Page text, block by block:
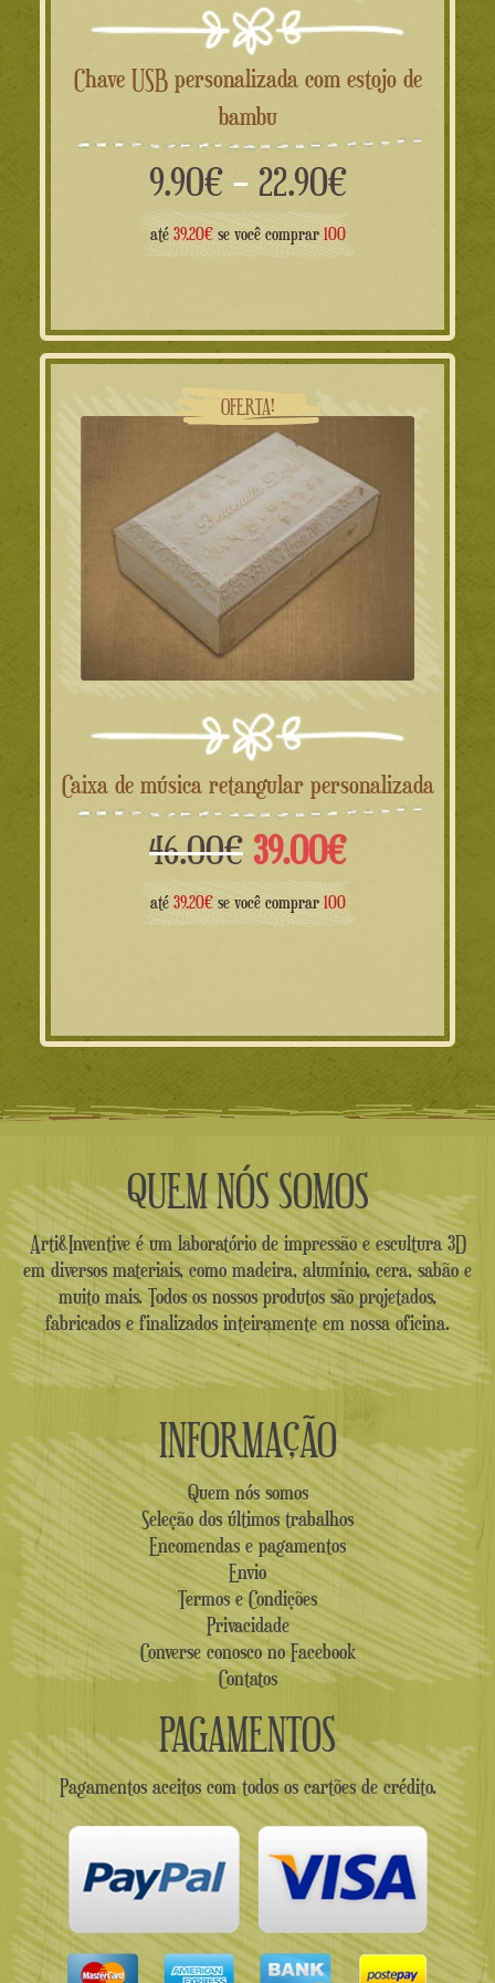
Chave USB personalizada com estojo de
bambu
9.90€ – 22.90€Faixa
de
9.90€
a
22.90€
até 39.20€se você comprar 100
OFERTA!
Caixa de música retangular personalizada
46.00€ O
preço
39.00€O
preço
até 39.20€se você comprar 100
QUEM NÓS SOMOS
Arti&Inventive é um laboratório de impressão e escultura 3D
em diversos materiais, como madeira, alumínio, cera, sabão e
muito mais. Todos os nossos produtos são projetados,
fabricados e finalizados inteiramente em nossa oficina.
INFORMAÇÃO
Quem nós somos
Seleção dos últimos trabalhos
Encomendas e pagamentos
Envio
Termos e Condições
Privacidade
Converse conosco no Facebook
Contatos
PAGAMENTOS
Pagamentos aceitos com todos os cartões de crédito.